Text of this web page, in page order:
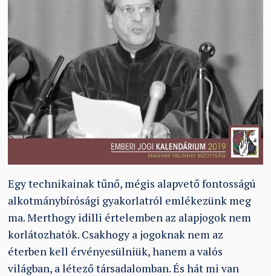
Egy technikainak tűnő, mégis alapvető fontosságú
alkotmánybírósági gyakorlatról emlékezünk meg
ma. Merthogy idilli értelemben az alapjogok nem
korlátozhatók. Csakhogy a jogoknak nem az
éterben kell érvényesülniük, hanem a valós
világban, a létező társadalomban. És hát mi van